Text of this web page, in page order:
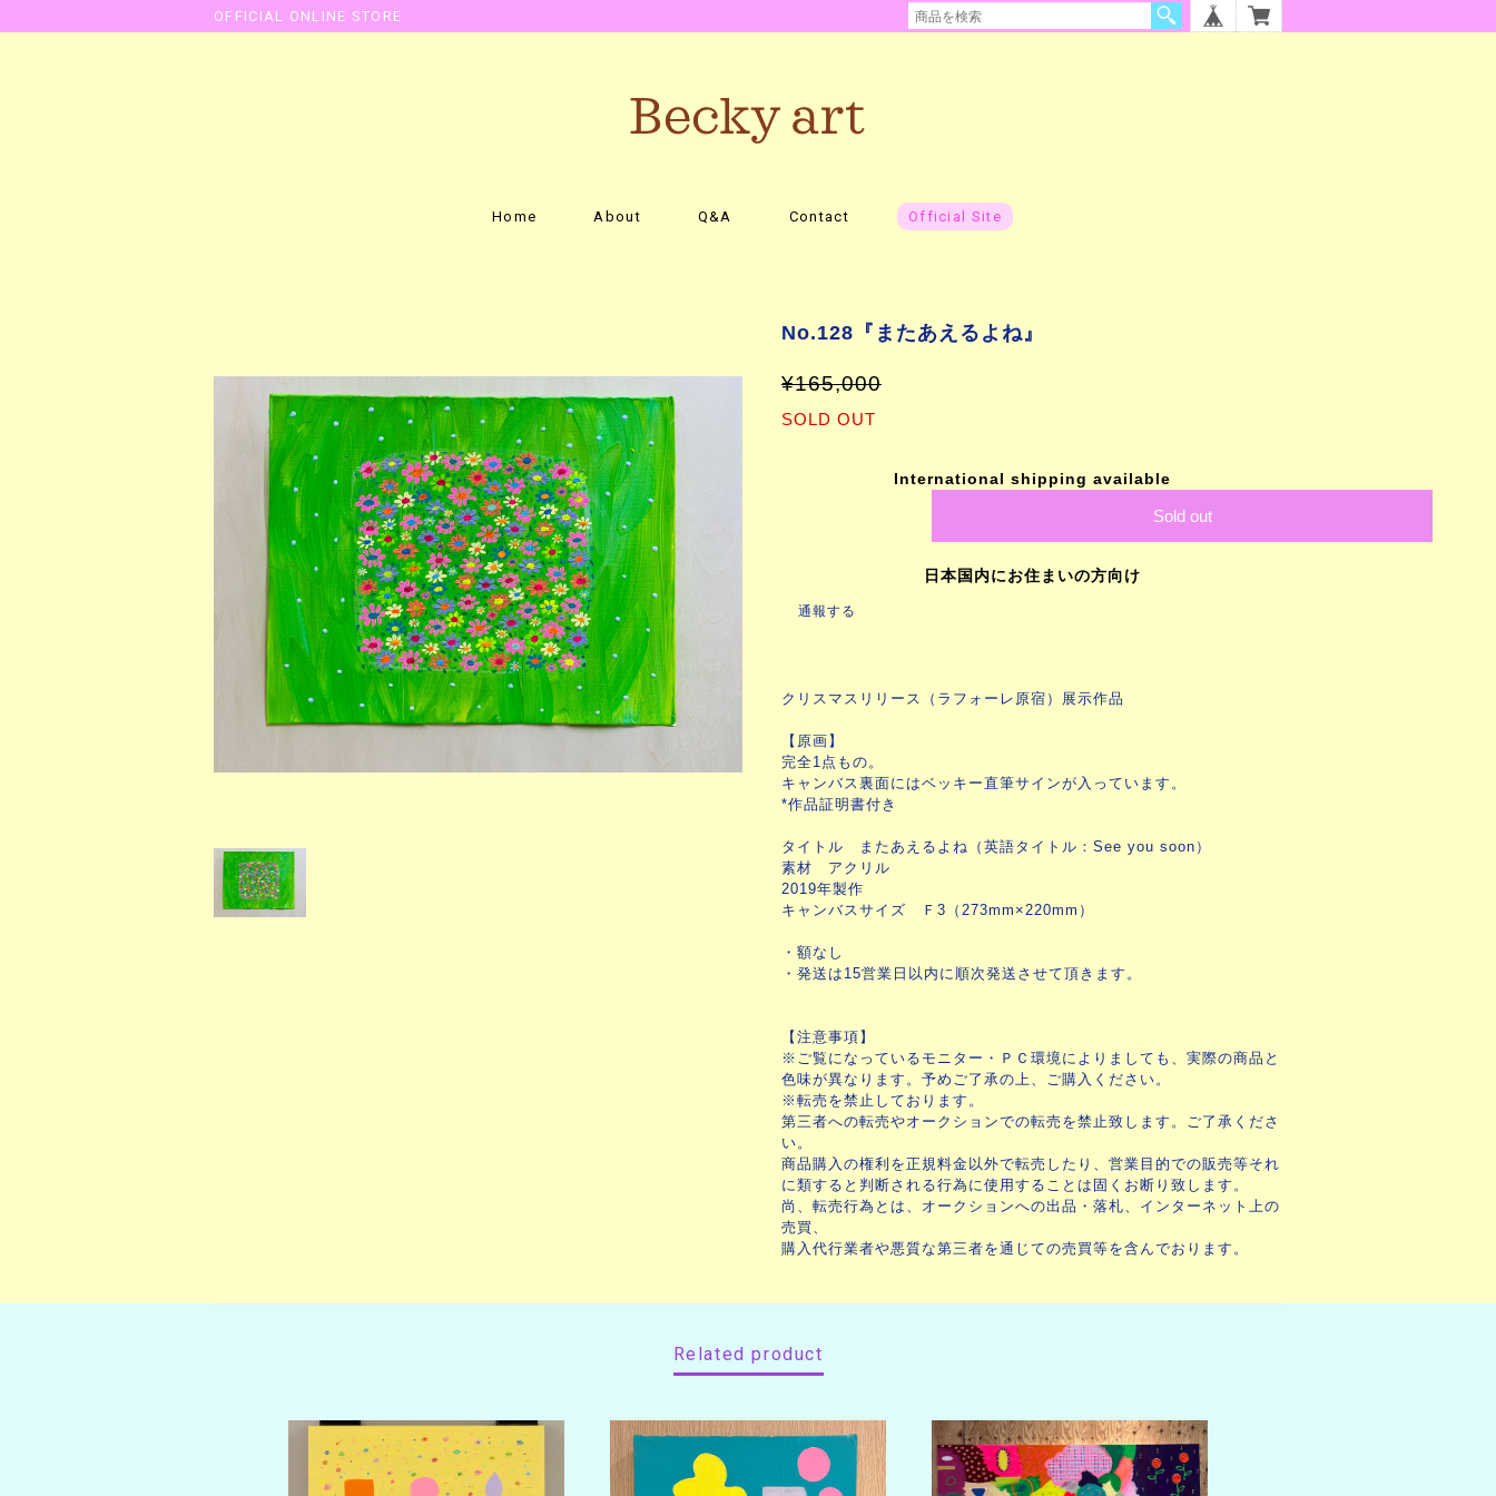
OFFICIAL ONLINE STORE
Home About Q&A Contact Official Site
No.128『またあえるよね』
¥165,000
SOLD OUT
International shipping available
Sold out
日本国内にお住まいの方向け
通報する
クリスマスリリース（ラフォーレ原宿）展示作品
【原画】
完全1点もの。
キャンバス裏面にはベッキー直筆サインが入っています。
*作品証明書付き
タイトル またあえるよね（英語タイトル：See you soon）
素材 アクリル
2019年製作
キャンバスサイズ Ｆ3（273mm×220mm）
・額なし
・発送は15営業日以内に順次発送させて頂きます。
【注意事項】
※ご覧になっているモニター・ＰＣ環境によりましても、実際の商品と
色味が異なります。予めご了承の上、ご購入ください。
※転売を禁止しております。
第三者への転売やオークションでの転売を禁止致します。ご了承くださ
い。
商品購入の権利を正規料金以外で転売したり、営業目的での販売等それ
に類すると判断される行為に使用することは固くお断り致します。
尚、転売行為とは、オークションへの出品・落札、インターネット上の
売買、
購入代行業者や悪質な第三者を通じての売買等を含んでおります。
Related product